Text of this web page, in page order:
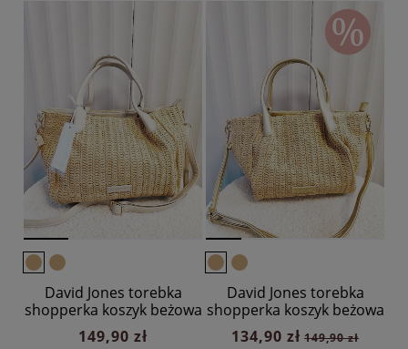
David Jones torebka
shopperka koszyk beżowa
149,90 zł
David Jones torebka
shopperka koszyk beżowa
ze złotym
134,90 zł 149,90 zł